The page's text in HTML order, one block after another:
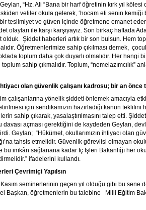
“Hz. Ali “Bana bir harf öğretinin kırk yıl
veliler okula gelerek, ‘hocam eti senin kemiği
bir teslimiyet ve güven içinde öğretmene emanet
olayları ile karşı karşıyayız. Son birkaç haftada
olduk. Şiddet haberleri artık bir son bulsun. Hem
Öğretmenlerimize sahip çıkılması demek,
toplum daha çok duyarlı olmalıdır. Her hangi
sahip çıkmalıdır. Toplum, “nemelazımcılık”
ihtiyacı olan güvenlik çalışanı kadrosu; bir an
çalışanlarına yönelik şiddeti önlemek amacıyla
için sendikamızın hazırladığı kanun
sahip çıkarak, yasalaştırılmasını talep etti.
davası açması gerektiğini de kaydeden Geylan,
Geylan; “Hükümet, okullarımızın ihtiyacı olan
tahsis etmelidir. Güvenlik görevlisi olmayan
bu imkân sağlanana kadar İç İşleri Bakanlığı her
ifadelerini kullandı.
Çevrimiçi Yapılsın
seminerlerinin geçen yıl olduğu gibi bu sene
Başkan, öğretmenlerin bu talebine Milli Eğitim